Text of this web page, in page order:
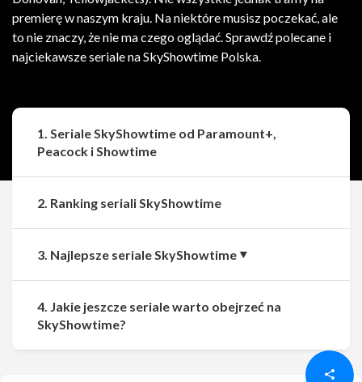
premierę w naszym kraju. Na niektóre musisz poczekać, ale
to nie znaczy, że nie ma czego oglądać. Sprawdź polecane i
najciekawsze seriale na SkyShowtime Polska.
Udostępnij
1. Seriale SkyShowtime od Paramount+,
Peacock i Showtime
2. Ranking seriali SkyShowtime
3. Najlepsze seriale SkyShowtime
4. Jakie jeszcze seriale warto obejrzeć na
SkyShowtime?